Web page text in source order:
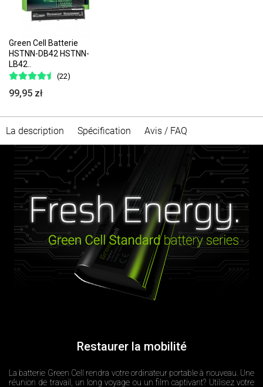
Green Cell Batterie
HSTNN-DB42 HSTNN-
LB42..
(22)
99,95 zł
La description Spécification Avis / FAQ
Restaurer la mobilité
La batterie Green Cell rendra votre ordinateur portable à nouveau. Une
réunion de travail, un long voyage ou un film captivant? Utilisez votre